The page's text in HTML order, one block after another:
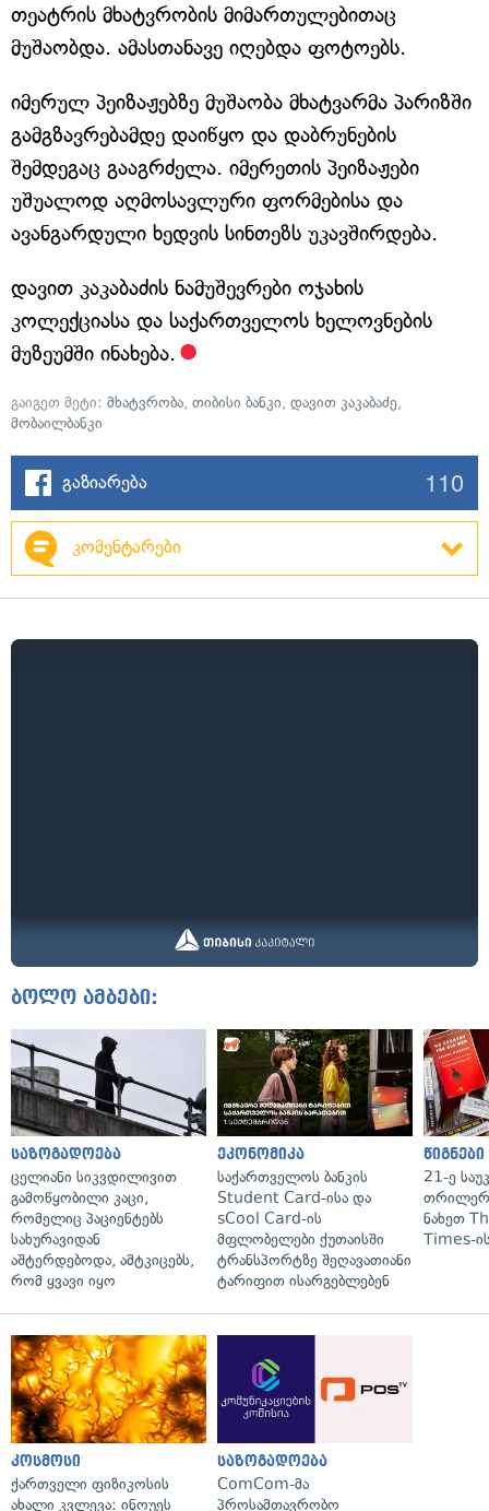
თეატრის მხატვრობის მიმართულებითაც
მუშაობდა. ამასთანავე იღებდა ფოტოებს.
იმერულ პეიზაჟებზე მუშაობა მხატვარმა პარიზში
გამგზავრებამდე დაიწყო და დაბრუნების
შემდეგაც გააგრძელა. იმერეთის პეიზაჟები
უშუალოდ აღმოსავლური ფორმებისა და
ავანგარდული ხედვის სინთეზს უკავშირდება.
დავით კაკაბაძის ნამუშევრები ოჯახის
კოლექციასა და საქართველოს ხელოვნების
მუზეუმში ინახება.
გაიგეთ მეტი: მხატვრობა, თიბისი ბანკი, დავით კაკაბაძე,
მობაილბანკი
გაზიარება 110
კომენტარები
ბოლო ამბები:
საზოგადოება
ცელიანი სიკვდილივით
გამოწყობილი კაცი,
რომელიც პაციენტებს
სახურავიდან
აშტერდებოდა, ამტკიცებს,
რომ ყვავი იყო
ეკონომიკა
საქართველოს ბანკის
Student Card-ისა და
sCool Card-ის
მფლობელები ქუთაისში
ტრანსპორტზე შეღავათიანი
ტარიფით ისარგებლებენ
წიგნები
21-ე
ნახეთ
Times-
კოსმოსი
ქართველი ფიზიკოსის
ახალი კვლევა: ინოუეს
საზოგადოება
ComCom-მა
პროსამთავრობო